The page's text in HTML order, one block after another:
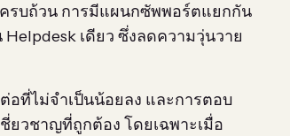
รบถ้วน การมีแผนกซัพพอร์ตแยกกัน
เดียว ซึ่งลดความวุ่นวาย
ที่ไม่จำเป็นน้อยลง และการตอบ
ยวชาญที่ถูกต้อง โดยเฉพาะเมื่อ